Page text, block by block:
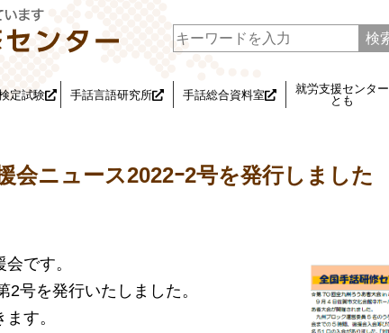
定試験 手話言語研究所 手話総合資料室
就労支援センター
とも
会ニュース2022ｰ2号を発行しました
です。
号を発行いたしました。
す。